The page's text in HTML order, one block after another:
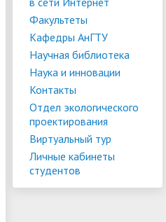
Факультеты
Кафедры АнГТУ
Научная библиотека
Наука и инновации
Контакты
Отдел экологического
проектирования
Виртуальный тур
Личные кабинеты
студентов